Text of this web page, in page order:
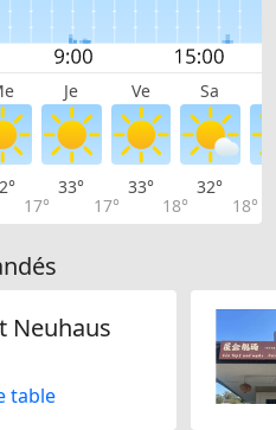
Je Ve Sa
17°
33°
17°
33°
18°
32°
18°
Neuhaus
table